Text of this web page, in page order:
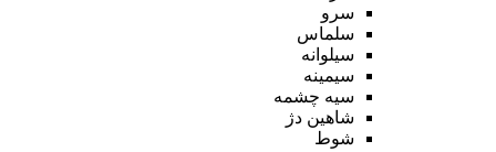
سرو
سلماس
سیلوانه
سیمینه
سیه چشمه
شاهین دژ
شوط